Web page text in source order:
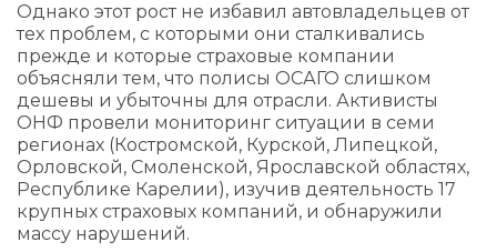
Однако этот рост не избавил автовладельцев от
тех проблем, с которыми они сталкивались
прежде и которые страховые компании
объясняли тем, что полисы ОСАГО слишком
дешевы и убыточны для отрасли. Активисты
ОНФ провели мониторинг ситуации в семи
регионах (Костромской, Курской, Липецкой,
Орловской, Смоленской, Ярославской областях,
Республике Карелии), изучив деятельность 17
крупных страховых компаний, и обнаружили
массу нарушений.